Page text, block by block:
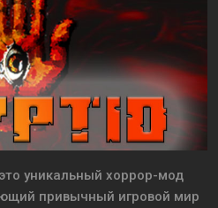
уникальный хоррор-мод
привычный игровой мир